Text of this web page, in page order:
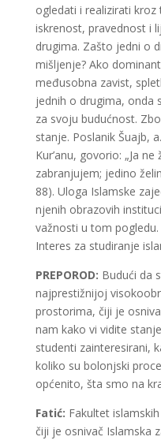
ogledati i realizirati
iskrenost, pravednost i
drugima. Zašto jedni o
mišljenje? Ako
međusobna zavist,
jednih o drugima, onda
za svoju budućnost.
stanje. Poslanik Šuajb,
Kur’anu, govorio: „Ja
zabranjujem; jedino
88). Uloga Islamske
njenih obrazovih
važnosti u tom pogledu.
Interes za studiranje
PREPOROD: Budući da
najprestižnijoj
prostorima, čiji je
nam kako vi vidite
studenti zainteresirani,
koliko su bolonjski
općenito, šta smo na
Fatić: Fakultet
čiji je osnivač Islamska